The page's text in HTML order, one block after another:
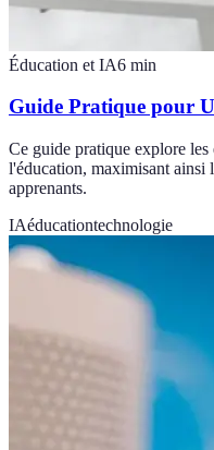
Éducation et IA6 min
Guide Pratique pour
Ce guide pratique explore
l'éducation, maximisant ainsi
apprenants.
IAéducationtechnologie